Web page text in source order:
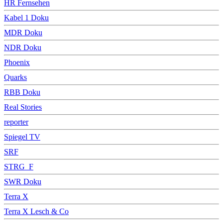
HR Fernsehen
Kabel 1 Doku
MDR Doku
NDR Doku
Phoenix
Quarks
RBB Doku
Real Stories
reporter
Spiegel TV
SRF
STRG_F
SWR Doku
Terra X
Terra X Lesch & Co